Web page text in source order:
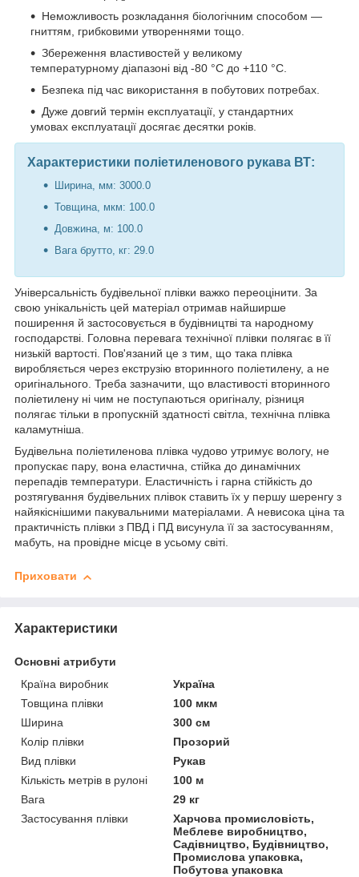
Неможливость розкладання біологічним способом —
гниттям, грибковими утвореннями тощо.
Збереження властивостей у великому
температурному діапазоні від -80 °C до +110 °C.
Безпека під час використання в побутових потребах.
Дуже довгий термін експлуатації, у стандартних
умовах експлуатації досягає десятки років.
Характеристики поліетиленового рукава ВТ:
Ширина, мм: 3000.0
Товщина, мкм: 100.0
Довжина, м: 100.0
Вага брутто, кг: 29.0
Універсальність будівельної плівки важко переоцінити. За
свою унікальність цей матеріал отримав найширше
поширення й застосовується в будівництві та народному
господарстві. Головна перевага технічної плівки полягає в її
низькій вартості. Пов'язаний це з тим, що така плівка
виробляється через екструзію вторинного поліетилену, а не
оригінального. Треба зазначити, що властивості вторинного
поліетилену ні чим не поступаються оригіналу, різниця
полягає тільки в пропускній здатності світла, технічна плівка
каламутніша.
Будівельна поліетиленова плівка чудово утримує вологу, не
пропускає пару, вона еластична, стійка до динамічних
перепадів температури. Еластичність і гарна стійкість до
розтягування будівельних плівок ставить їх у першу шеренгу з
найякіснішими пакувальними матеріалами. А невисока ціна та
практичність плівки з ПВД і ПД висунула її за застосуванням,
мабуть, на провідне місце в усьому світі.
Приховати
Характеристики
Основні атрибути
Країна виробник
Україна
Товщина плівки
100 мкм
Ширина
300 см
Колір плівки
Прозорий
Вид плівки
Рукав
Кількість метрів в рулоні
100 м
Вага
29 кг
Застосування плівки
Харчова промисловість,
Меблеве виробництво,
Садівництво, Будівництво,
Промислова упаковка,
Побутова упаковка